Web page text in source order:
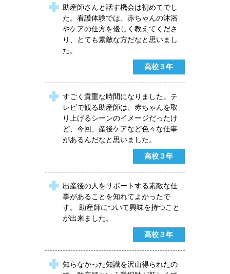
助産師さんと話す機会は初めてでし
た。看護体験では、赤ちゃんの沐浴
やケアの仕方を優しく教えてくださ
り、とても素敵な方だなと思いまし
た。
高校３年
すごく貴重な時間になりました。テ
レビで観る助産師は、赤ちゃんを取
り上げるシーンのイメージだったけ
ど、今回、産後ケアなど色々な仕事
があるんだなと思いました。
高校３年
出産後の人をサポートする素敵な仕
事があることを知れてよかったで
す。 助産師について興味を持つこと
が出来ました。
高校３年
知らなかった知識を沢山得られたの